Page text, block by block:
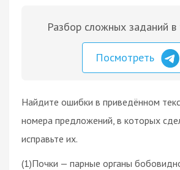
Разбор сложных заданий в
Посмотреть
Найдите ошибки в приведённом
номера предложений, в которых
исправьте их.
(1)Почки — парные органы